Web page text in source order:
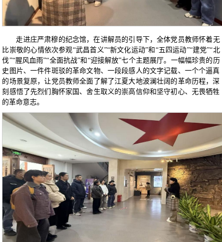
走进庄严肃穆的纪念馆，在讲解员的引导下，全体党员教师怀着无
比崇敬的心情依次参观“武昌首义”“新文化运动”和“五四运动”“建党”“北
伐”“腥风血雨”“全面抗战”和“迎接解放”七个主题展厅。一幅幅珍贵的历
史图片、一件件斑驳的革命文物、一段段感人的文字记载、一个个逼真
的场景复原，让党员教师全面了解了江夏大地波澜壮阔的革命历程，深
刻感悟了先烈们胸怀家国、舍生取义的崇高信仰和坚守初心、无畏牺牲
的革命意志。